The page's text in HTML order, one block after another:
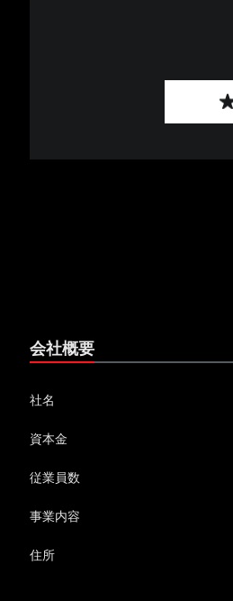
会社概要
社名
資本金
従業員数
事業内容
住所